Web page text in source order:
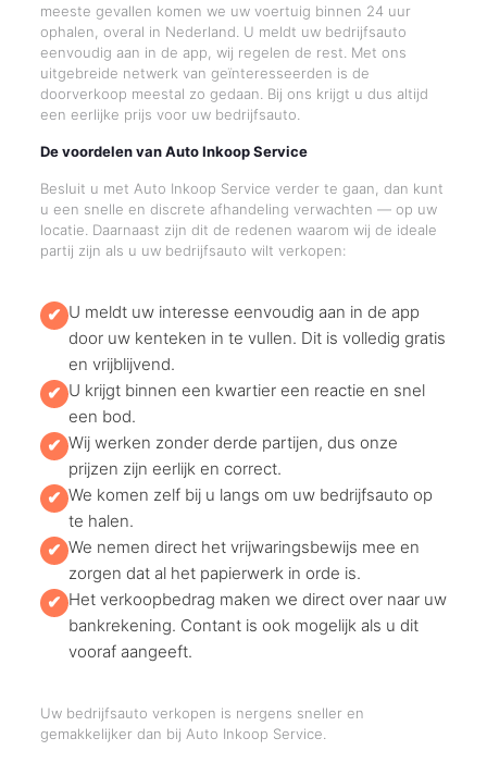
meeste gevallen komen we uw voertuig binnen 24 uur
ophalen, overal in Nederland. U meldt uw bedrijfsauto
eenvoudig aan in de app, wij regelen de rest. Met ons
uitgebreide netwerk van geïnteresseerden is de
doorverkoop meestal zo gedaan. Bij ons krijgt u dus altijd
een eerlijke prijs voor uw bedrijfsauto.
De voordelen van Auto Inkoop Service
Besluit u met Auto Inkoop Service verder te gaan, dan kunt
u een snelle en discrete afhandeling verwachten — op uw
locatie. Daarnaast zijn dit de redenen waarom wij de ideale
partij zijn als u uw bedrijfsauto wilt verkopen:
✔ U meldt uw interesse eenvoudig aan in de app
door uw kenteken in te vullen. Dit is volledig gratis
en vrijblijvend.
✔ U krijgt binnen een kwartier een reactie en snel
een bod.
✔ Wij werken zonder derde partijen, dus onze
prijzen zijn eerlijk en correct.
✔ We komen zelf bij u langs om uw bedrijfsauto op
te halen.
✔ We nemen direct het vrijwaringsbewijs mee en
zorgen dat al het papierwerk in orde is.
✔ Het verkoopbedrag maken we direct over naar uw
bankrekening. Contant is ook mogelijk als u dit
vooraf aangeeft.
Uw bedrijfsauto verkopen is nergens sneller en
gemakkelijker dan bij Auto Inkoop Service.